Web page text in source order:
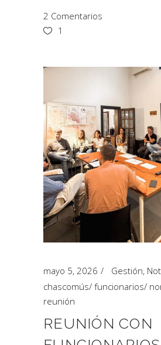
2 Comentarios
1
mayo 5, 2026 Gestión,
chascomús/ funcionarios/
reunión
REUNIÓN CON